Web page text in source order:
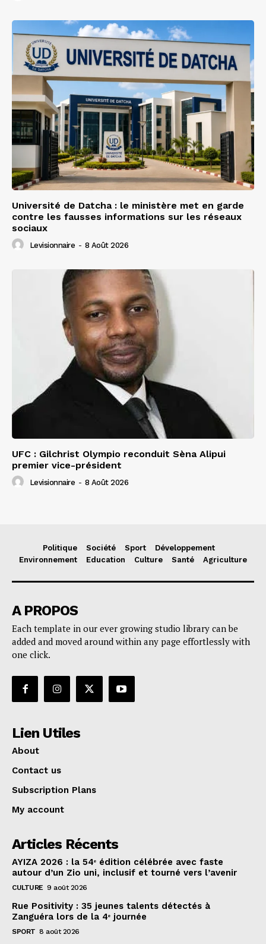
Université de Datcha : le ministère met en garde
contre les fausses informations sur les réseaux
sociaux
Levisionnaire - 8 Août 2026
UFC : Gilchrist Olympio reconduit Sèna Alipui
premier vice-président
Levisionnaire - 8 Août 2026
Politique Société Sport
Développement
Environnement
Education Culture Santé Agriculture
A PROPOS
Each template in our ever growing studio library can be
added and moved around within any page effortlessly with
one click.
Lien Utiles
About
Contact us
Subscription Plans
My account
Articles Récents
AYIZA 2026 : la 54ᵉ édition célébrée avec faste
autour d’un Zio uni, inclusif et tourné vers l’avenir
CULTURE 9 août 2026
Rue Positivity : 35 jeunes talents détectés à
Zanguéra lors de la 4ᵉ journée
SPORT 8 août 2026